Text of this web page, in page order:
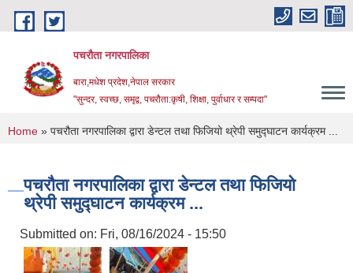
Skip to main content
पचरौता नगरपालिका
बारा,मधेश प्रदेश,नेपाल सरकार
"सुन्दर, स्वच्छ, समृद्व, पचरौता:कृषी, शिक्षा, पुर्वाधार र सम्पदा"
You are here
Home » पचरौता नगरपालिका द्वारा डेन्टल तथा फिजियो थ्रेपी समुद्घाटन कार्यक्रम ...
पचरौता नगरपालिका द्वारा डेन्टल तथा फिजियो
थ्रेपी समुद्घाटन कार्यक्रम ...
Submitted on: Fri, 08/16/2024 - 15:50